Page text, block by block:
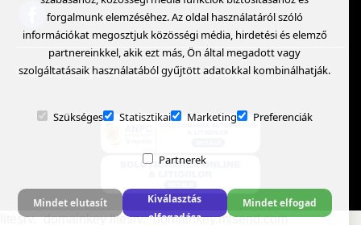
© erdelyikonyv.hu- Created withSoldigo
litesrv._domainkey litesrv._domainkey.mlsend.com
forgalmunk elemzéséhez. Az oldal használatáról szóló
információkat megosztjuk közösségi média, hirdetési és elemző
partnereinkkel, akik ezt más, Ön által megadott vagy
szolgáltatásaik használatából gyűjtött adatokkal kombinálhatják.
Szükséges Statisztikai Marketing Preferenciák
Partnerek
Mindet elutasít
Kiválasztás
elfogadása
Mindet elfogad